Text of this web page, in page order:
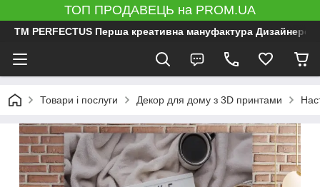
ТОП ПРОДАВЕЦЬ на PROM.UA
ТМ PERFECTUS Перша креативна мануфактура
Товари і послуги Декор для дому з 3D принтами